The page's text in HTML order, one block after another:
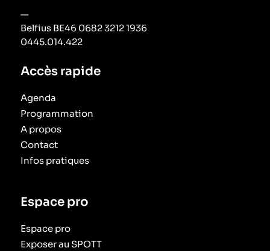
Accès rapide
Agenda
Programmation
A propos
Contact
Infos pratiques
Espace pro
Espace pro
Exposer au SPOTT
—
Belfius BE46 0682 3212 1936
0445.014.422